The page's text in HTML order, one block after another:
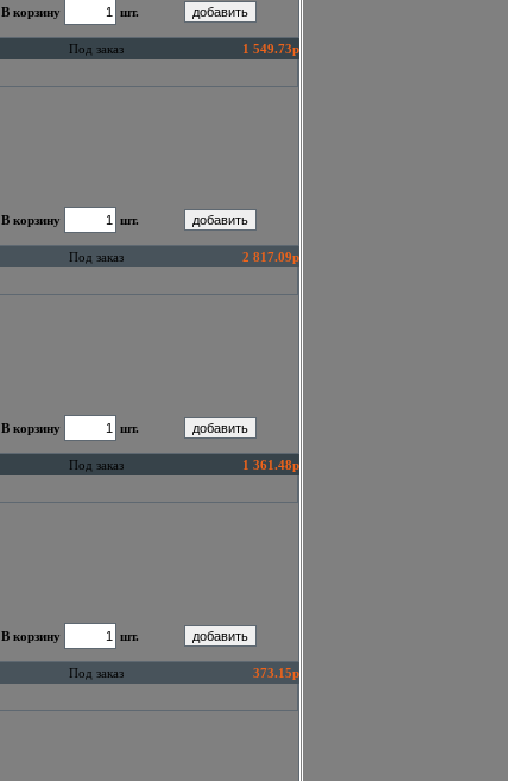
В корзину
шт.
Под заказ 1 549.73р
В корзину шт.
Под заказ 2 817.09р
В корзину шт.
Под заказ 1 361.48р
В корзину шт.
Под заказ 373.15р